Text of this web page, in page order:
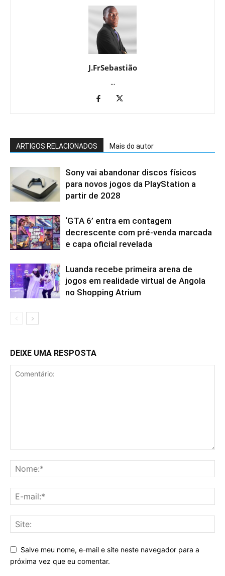
J.FrSebastião
...
ARTIGOS RELACIONADOS Mais do autor
Sony vai abandonar discos físicos
para novos jogos da PlayStation a
partir de 2028
‘GTA 6’ entra em contagem
decrescente com pré-venda marcada
e capa oficial revelada
Luanda recebe primeira arena de
jogos em realidade virtual de Angola
no Shopping Atrium
DEIXE UMA RESPOSTA
Salve meu nome, e-mail e site neste navegador para a
próxima vez que eu comentar.